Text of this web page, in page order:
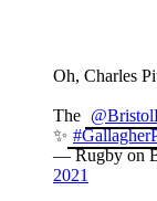
Oh, Charles
The
✨
— Rugby on
2021